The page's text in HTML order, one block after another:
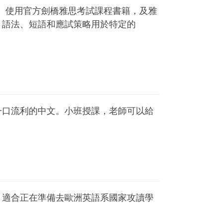
使用官方劍橋雅思考試課程書籍，及雅
法、短語和應試策略用於特定的
流利的中文。小班授課，老師可以給
合正在準備去歐洲英語系國家攻讀學